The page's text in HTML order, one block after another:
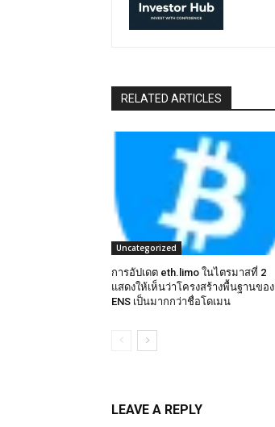
RELATED ARTICLES
Uncategorized
การอัปเดต eth.limo ในไตรมาสที่ 2
แสดงให้เห็นว่าโครงสร้างพื้นฐานของ
ENS เป็นมากกว่าชื่อโดเมน
LEAVE A REPLY